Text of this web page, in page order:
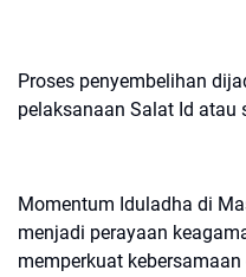
Proses penyembelihan
pelaksanaan Salat Id atau
Momentum Iduladha di
menjadi perayaan
memperkuat